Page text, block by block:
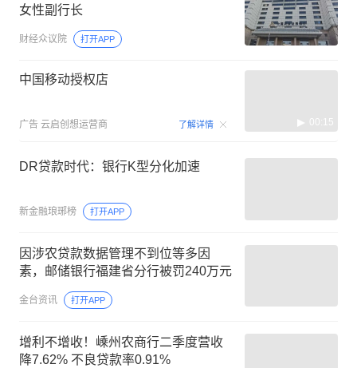
女性副行长
财经众议院 打开APP
中国移动授权店
广告 云启创想运营商 了解详情 00:15
DR贷款时代：银行K型分化加速
新金融琅琊榜 打开APP
因涉农贷款数据管理不到位等多因
素，邮储银行福建省分行被罚240万元
金台资讯 打开APP
增利不增收！嵊州农商行二季度营收
降7.62% 不良贷款率0.91%